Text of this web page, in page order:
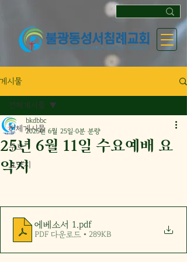
게시물
전체게시물
주보
요약지
전체게시물
25년 6월 11일 수요예배 요
약지
bkdbbc
2025년 6월 25일 0분 분량
에베소서 1 .pdf
PDF 다운로드 • 289KB